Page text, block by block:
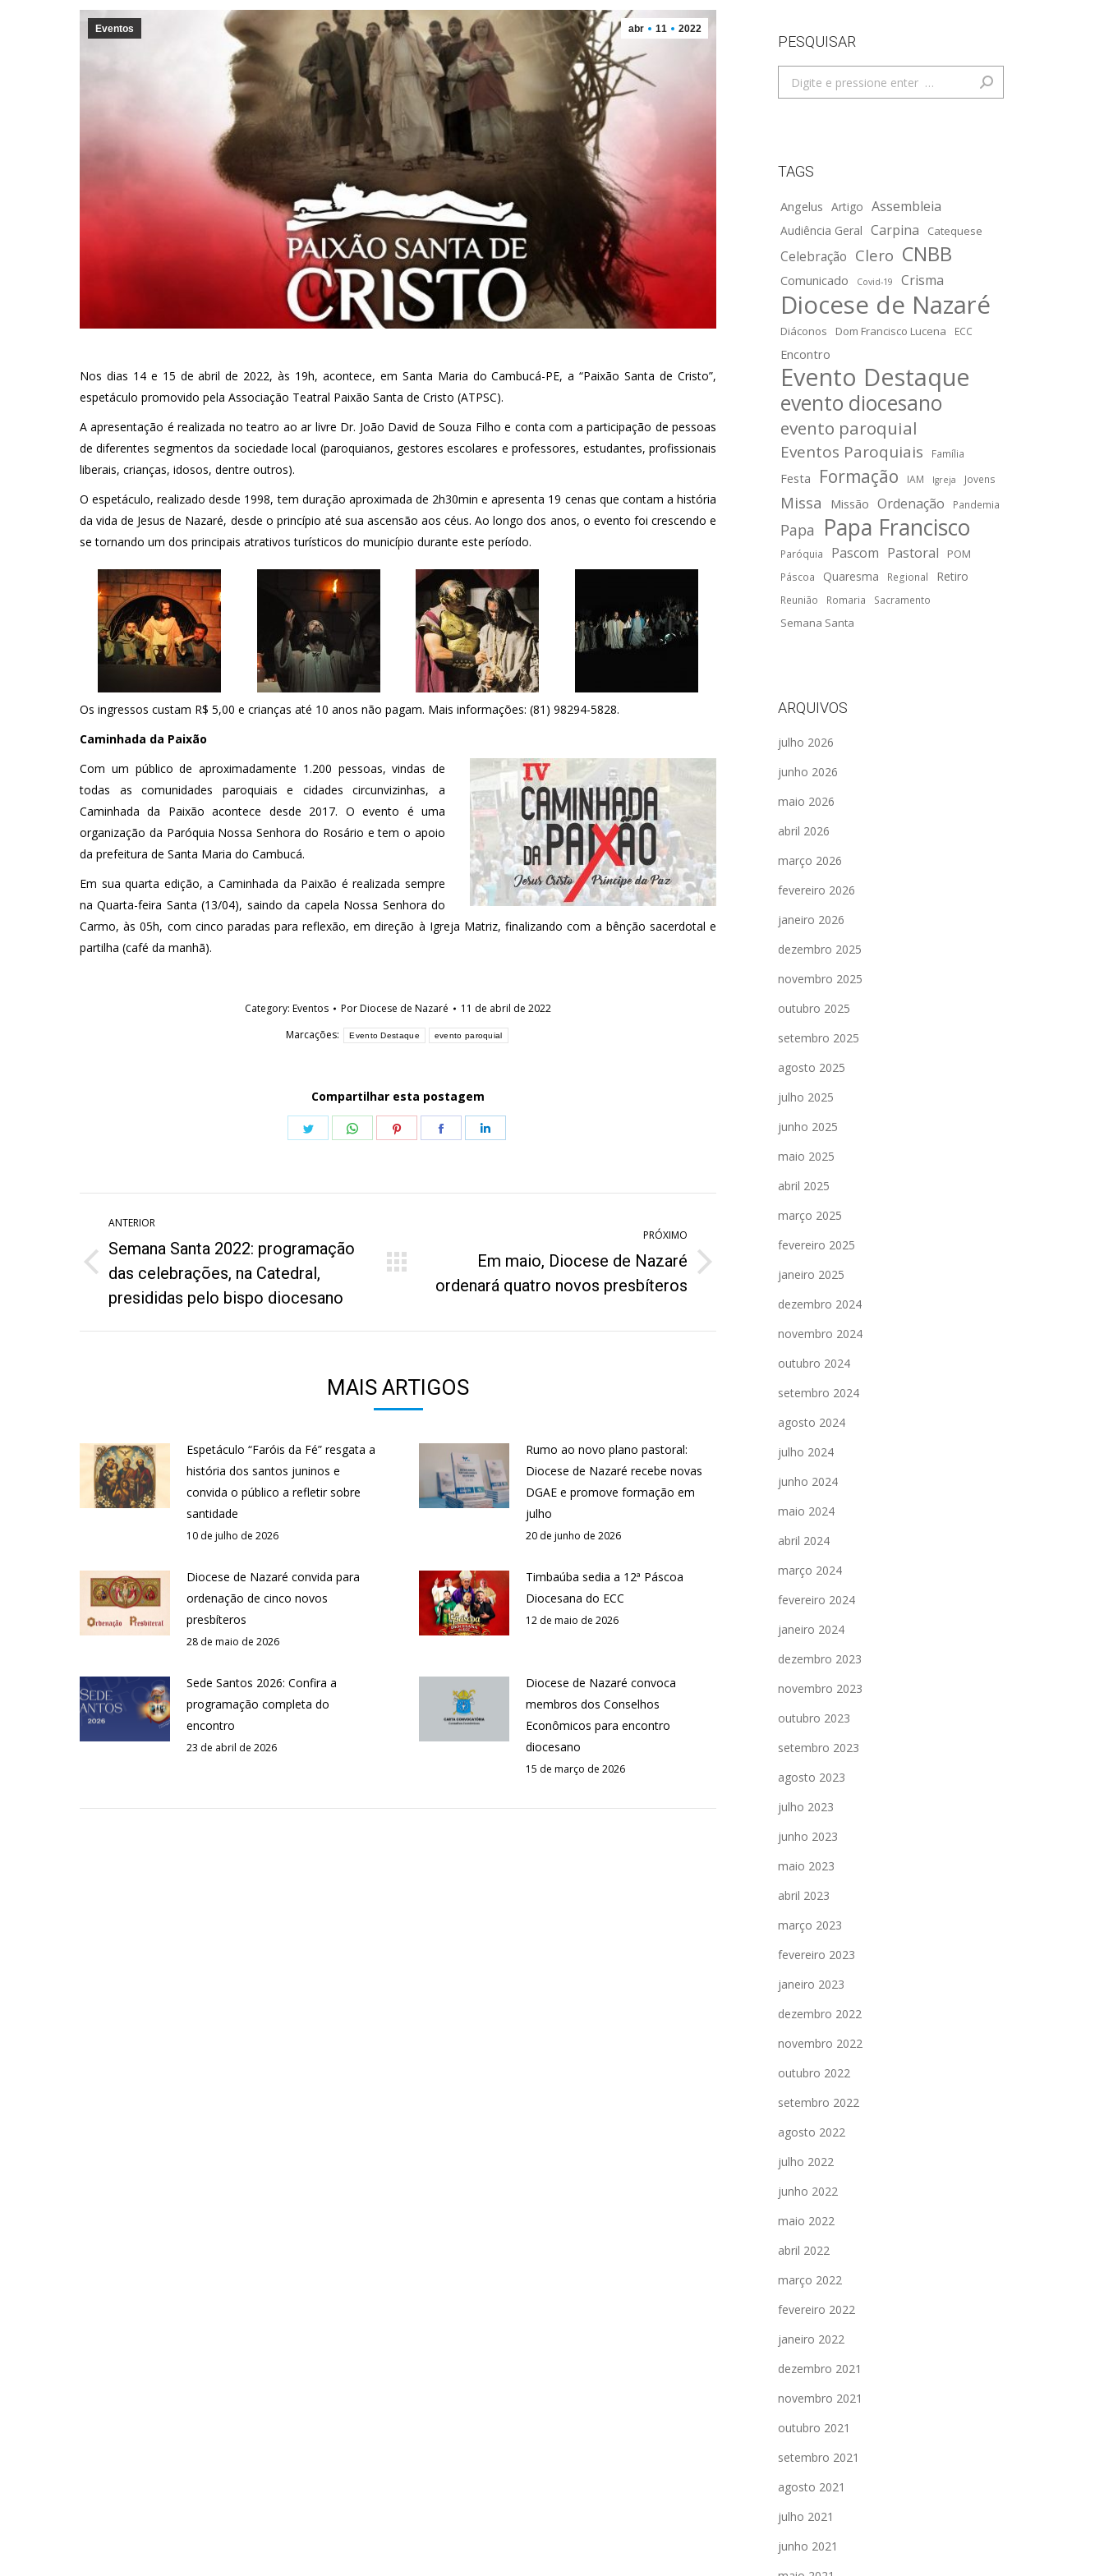
abr 11 2022
Eventos
Nos dias 14 e 15 de abril de 2022, às 19h, acontece, em Santa Maria do Cambucá-PE, a “Paixão Santa de Cristo”,
espetáculo promovido pela Associação Teatral Paixão Santa de Cristo (ATPSC).
A apresentação é realizada no teatro ao ar livre Dr. João David de Souza Filho e conta com a participação de pessoas
de diferentes segmentos da sociedade local (paroquianos, gestores escolares e professores, estudantes, profissionais
liberais, crianças, idosos, dentre outros).
O espetáculo, realizado desde 1998, tem duração aproximada de 2h30min e apresenta 19 cenas que contam a história
da vida de Jesus de Nazaré, desde o princípio até sua ascensão aos céus. Ao longo dos anos, o evento foi crescendo e
se tornando um dos principais atrativos turísticos do município durante este período.
Os ingressos custam R$ 5,00 e crianças até 10 anos não pagam. Mais informações: (81) 98294-5828.
Caminhada da Paixão
Com um público de aproximadamente 1.200 pessoas, vindas de
todas as comunidades paroquiais e cidades circunvizinhas, a
Caminhada da Paixão acontece desde 2017. O evento é uma
organização da Paróquia Nossa Senhora do Rosário e tem o apoio
da prefeitura de Santa Maria do Cambucá.
Em sua quarta edição, a Caminhada da Paixão é realizada sempre
na Quarta-feira Santa (13/04), saindo da capela Nossa Senhora do
Carmo, às 05h, com cinco paradas para reflexão, em direção à Igreja Matriz, finalizando com a bênção sacerdotal e
partilha (café da manhã).
Category: Eventos PorDiocese de Nazaré
11 de abril de 2022
Marcações:
Evento Destaque evento paroquial
Compartilhar esta postagem
Share Share
Share
Share
de
post:
ANTERIOR
Post
anterior:
Semana Santa 2022: programação
das celebrações, na Catedral,
presididas pelo bispo diocesano
PRÓXIMO
post:
Em maio, Diocese de Nazaré
ordenará quatro novos presbíteros
MAIS ARTIGOS
Espetáculo “Faróis da Fé” resgata a
história dos santos juninos e
convida o público a refletir sobre
santidade
10 de julho de 2026
Rumo ao novo plano pastoral:
Diocese de Nazaré recebe novas
DGAE e promove formação em
julho
20 de junho de 2026
Diocese de Nazaré convida para
ordenação de cinco novos
presbíteros
28 de maio de 2026
Timbaúba sedia a 12ª Páscoa
Diocesana do ECC
12 de maio de 2026
Sede Santos 2026: Confira a
programação completa do
encontro
23 de abril de 2026
Diocese de Nazaré convoca
membros dos Conselhos
Econômicos para encontro
diocesano
15 de março de 2026
PESQUISAR
Search:
TAGS
Angelus Artigo Assembleia
Audiência Geral Carpina Catequese
Celebração Clero CNBB
Comunicado Covid-19 Crisma
Diocese de Nazaré
Diáconos Dom Francisco Lucena ECC
Encontro
Evento Destaque
evento diocesano
evento paroquial
Eventos Paroquiais Família
Festa Formação IAM Igreja Jovens
Missa Missão Ordenação Pandemia
Papa Papa Francisco
Paróquia Pascom Pastoral POM
Páscoa Quaresma Regional Retiro
Reunião Romaria Sacramento
Semana Santa
ARQUIVOS
julho 2026
junho 2026
maio 2026
abril 2026
março 2026
fevereiro 2026
janeiro 2026
dezembro 2025
novembro 2025
outubro 2025
setembro 2025
agosto 2025
julho 2025
junho 2025
maio 2025
abril 2025
março 2025
fevereiro 2025
janeiro 2025
dezembro 2024
novembro 2024
outubro 2024
setembro 2024
agosto 2024
julho 2024
junho 2024
maio 2024
abril 2024
março 2024
fevereiro 2024
janeiro 2024
dezembro 2023
novembro 2023
outubro 2023
setembro 2023
agosto 2023
julho 2023
junho 2023
maio 2023
abril 2023
março 2023
fevereiro 2023
janeiro 2023
dezembro 2022
novembro 2022
outubro 2022
setembro 2022
agosto 2022
julho 2022
junho 2022
maio 2022
abril 2022
março 2022
fevereiro 2022
janeiro 2022
dezembro 2021
novembro 2021
outubro 2021
setembro 2021
agosto 2021
julho 2021
junho 2021